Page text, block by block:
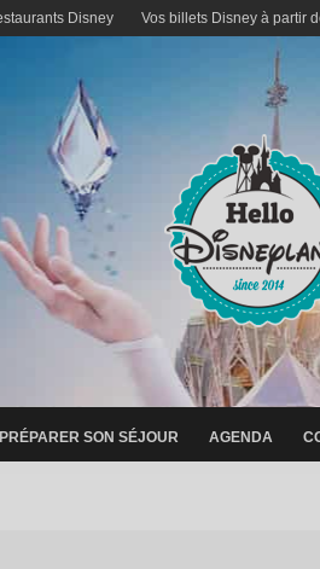
Disney Vos billets Disney à partir
PRÉPARER SON SÉJOUR AGENDA